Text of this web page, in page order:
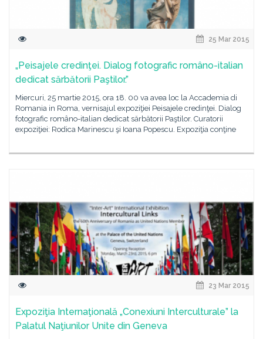
25 Mar 2015
„Peisajele credinţei. Dialog fotografic româno-italian
dedicat sărbătorii Paştilor.”
Miercuri, 25 martie 2015, ora 18. 00 va avea loc la Accademia di
Romania in Roma, vernisajul expoziţiei Peisajele credinţei. Dialog
fotografic româno-italian dedicat sărbătorii Paştilor. Curatorii
expoziţiei: Rodica Marinescu şi Ioana Popescu. Expoziţia conţine
23 Mar 2015
Expoziţia Internaţională „Conexiuni Interculturale” la
Palatul Naţiunilor Unite din Geneva